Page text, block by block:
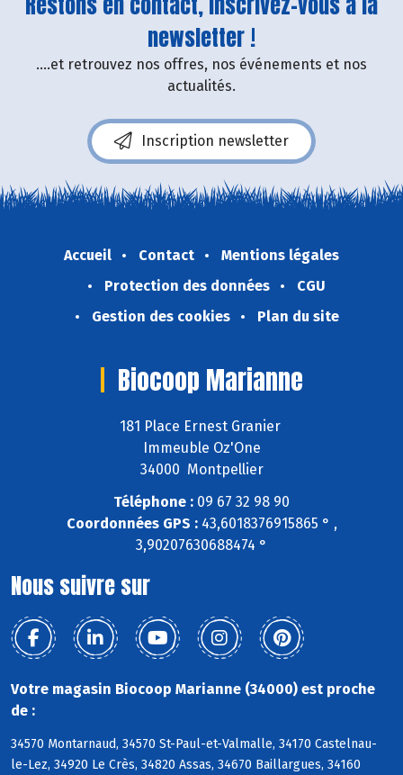
newsletter !
....et retrouvez nos offres, nos événements et nos
actualités.
Inscription newsletter
Accueil Contact
Mentions légales
Protection des données
CGU
Gestion des cookies
Plan du site
Biocoop Marianne
181 Place Ernest Granier
Immeuble Oz'One
34000 Montpellier
Téléphone : 09 67 32 98 90
Coordonnées GPS :43,6018376915865 ° ,
3,90207630688474 °
Nous suivre sur
Votre magasin Biocoop Marianne (34000) est proche
de :
34570 Montarnaud, 34570 St-Paul-et-Valmalle, 34170 Castelnau-
le-Lez, 34920 Le Crès, 34820 Assas, 34670 Baillargues, 34160